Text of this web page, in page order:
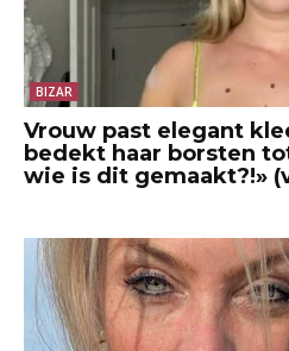
BIZAR
Vrouw past elegant
bedekt haar borsten
wie is dit gemaakt?!»